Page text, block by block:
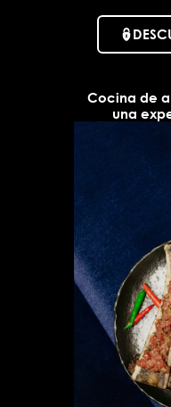
Cocina de
una